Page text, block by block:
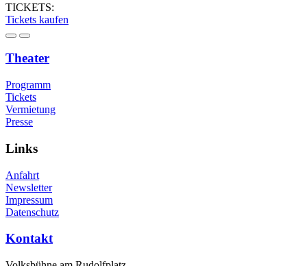
TICKETS:
Tickets kaufen
Theater
Programm
Tickets
Vermietung
Presse
Links
Anfahrt
Newsletter
Impressum
Datenschutz
Kontakt